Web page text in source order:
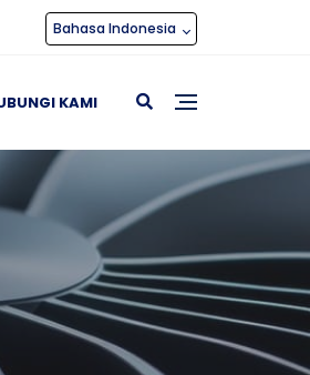
Bahasa Indonesia
KAMI